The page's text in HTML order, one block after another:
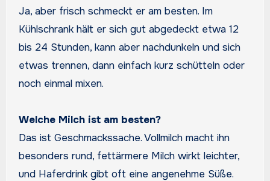
Ja, aber frisch schmeckt er am besten. Im
Kühlschrank hält er sich gut abgedeckt etwa 12
bis 24 Stunden, kann aber nachdunkeln und sich
etwas trennen, dann einfach kurz schütteln oder
noch einmal mixen.
Welche Milch ist am besten?
Das ist Geschmackssache. Vollmilch macht ihn
besonders rund, fettärmere Milch wirkt leichter,
und Haferdrink gibt oft eine angenehme Süße.